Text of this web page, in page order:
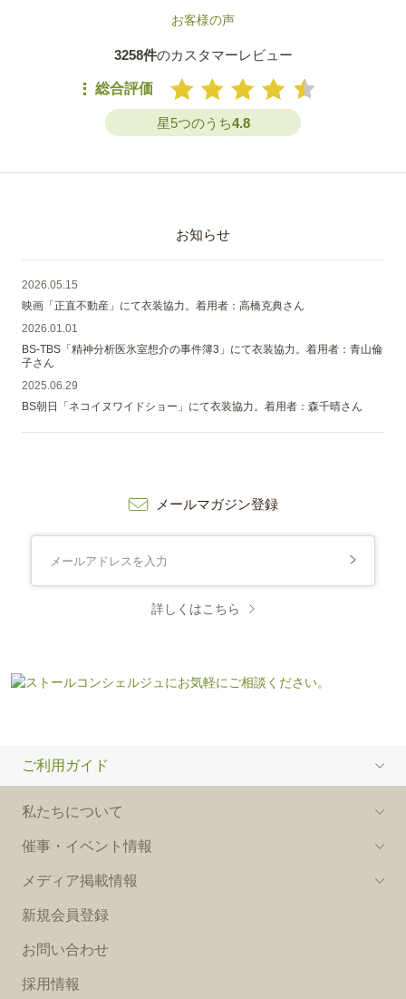
お客様の声
3258件のカスタマーレビュー
総合評価
星5つのうち4.8
お知らせ
2026.05.15
映画「正直不動産」にて衣装協力。着用者：高橋克典さん
2026.01.01
BS-TBS「精神分析医氷室想介の事件簿3」にて衣装協力。着用者：青山倫
子さん
2025.06.29
BS朝日「ネコイヌワイドショー」にて衣装協力。着用者：森千晴さん
メールマガジン登録
詳しくはこちら
ご利用ガイド
私たちについて
催事・イベント情報
メディア掲載情報
新規会員登録
お問い合わせ
採用情報